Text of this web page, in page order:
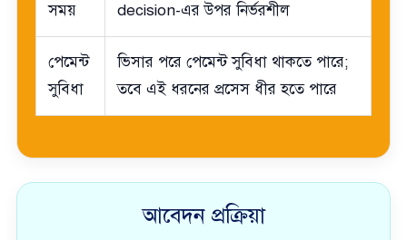
সময়
decision-এর উপর নির্ভরশীল
পেমেন্ট
সুবিধা
ভিসার পরে পেমেন্ট সুবিধা থাকতে পারে;
তবে এই ধরনের প্রসেস ধীর হতে পারে
আবেদন প্রক্রিয়া